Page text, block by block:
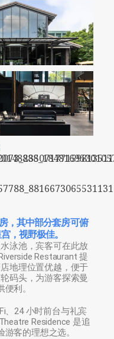
，其中部分套房可俯
，视野极佳。
泳池，宾客可在此放
Restaurant 提
地理位置优越，便于
码头，为游客探索曼
利。
、24 小时前台与礼宾
Residence 是追
客的理想之选。